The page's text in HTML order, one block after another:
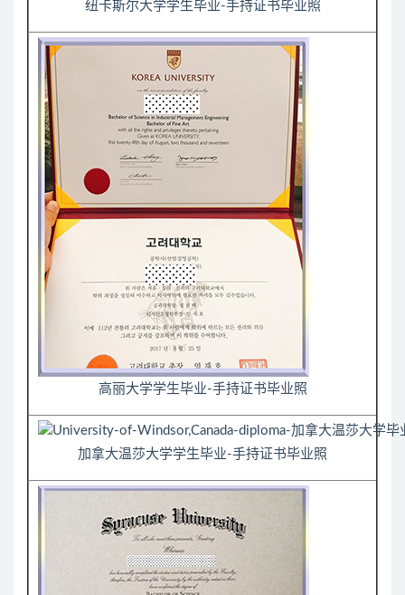
纽卡斯尔大学学生毕业-手持证书毕业照
高丽大学学生毕业-手持证书毕业照
加拿大温莎大学学生毕业-手持证书毕业照